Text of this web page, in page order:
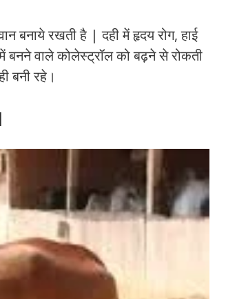
बनाये रखती है | दही में हृदय रोग, हाई
में बनने वाले कोलेस्ट्रॉल को बढ़ने से रोकती
बनी रहे।